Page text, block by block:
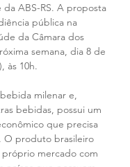
ABS-RS. A proposta
pública na
da Câmara dos
semana, dia 8 de
às 10h.
milenar e,
bebidas, possui um
que precisa
O produto brasileiro
mercado com